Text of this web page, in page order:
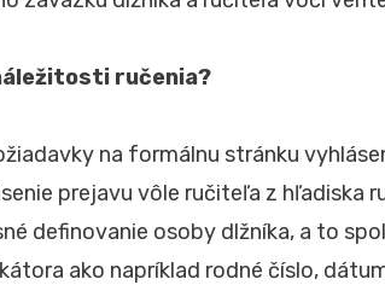
ručenia?
na formálnu stránku
prejavu vôle ručiteľa z hľadiska
definovanie osoby dlžníka, a to
ako napríklad rodné číslo,